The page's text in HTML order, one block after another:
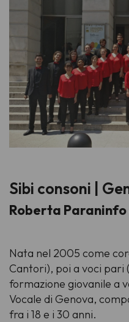
Sibi consoni |
Roberta Paraninfo
Nata nel 2005 come
Cantori), poi a voci pari
formazione giovanile a
Vocale di Genova,
fra i 18 e i 30 anni.